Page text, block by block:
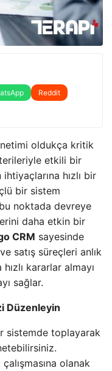
Reddit
oldukça kritik
etkili bir
hızlı bir
bir sistem
bu noktada devreye
daha etkin bir
CRM sayesinde
satış süreçleri anlık
kararlar almayı
sağlar.
Düzenleyin
sistemde toplayarak
olanak